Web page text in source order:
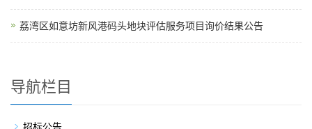
荔湾区如意坊新风港码头地块评估服务项目询价结果公告
导航栏目